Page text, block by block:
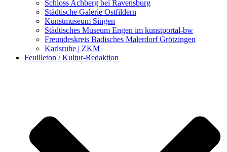
Schloss Achberg bei Ravensburg
Städtische Galerie Ostfildern
Kunstmuseum Singen
Städtisches Museum Engen im kunstportal-bw
Freundeskreis Badisches Malerdorf Grötzingen
Karlsruhe | ZKM
Feuilleton / Kultur-Redaktion